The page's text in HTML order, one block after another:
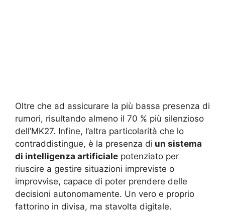
Oltre che ad assicurare la più bassa presenza di
rumori, risultando almeno il 70 % più silenzioso
dell’MK27. Infine, l’altra particolarità che lo
contraddistingue, è la presenza di un sistema
di intelligenza artificiale potenziato per
riuscire a gestire situazioni impreviste o
improvvise, capace di poter prendere delle
decisioni autonomamente. Un vero e proprio
fattorino in divisa, ma stavolta digitale.